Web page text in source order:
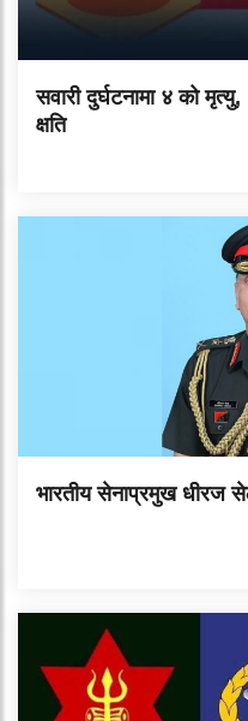
सवारी दुर्घटनामा ४ को
क्षति
भारतीय सेनाप्रमुख धीरज